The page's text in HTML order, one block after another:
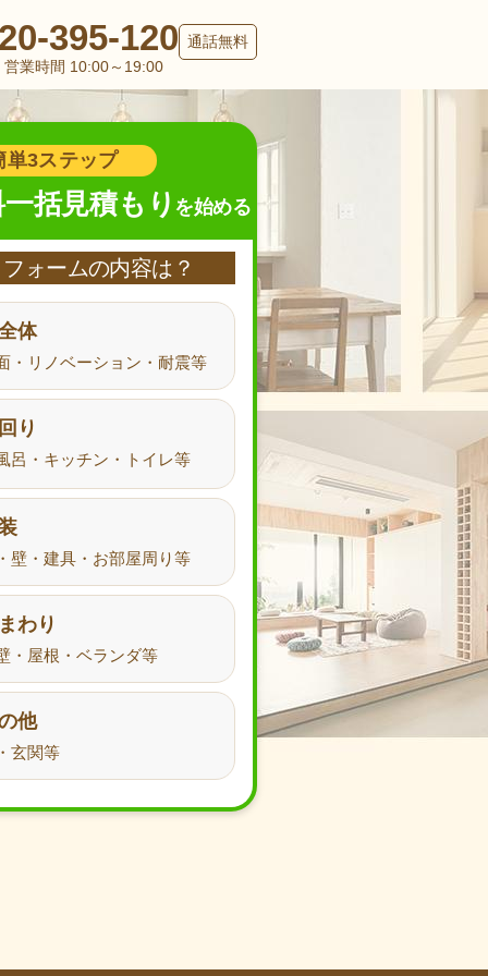
395-120 通話無料
営業時間 10:00～19:00
単3ステップ
括見積もりを始める
ォームの内容は？
体
・リノベーション・耐震等
り
呂・キッチン・トイレ等
壁・建具・お部屋周り等
わり
・屋根・ベランダ等
他
玄関等
ガイドを利用してリフォーム契約を行っ
ト調査より（2022年2月～2022年12
「大変満足」「満足」「不満」「大変不